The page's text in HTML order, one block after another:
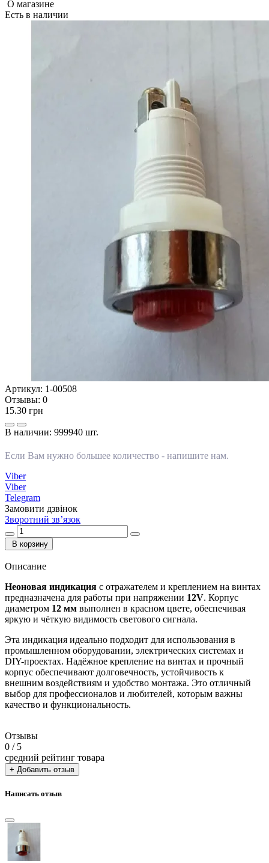
О магазине
Есть в наличии
Артикул: 1-00508
Отзывы: 0
15.30 грн
В наличии: 999940 шт.
Если Вам нужно большее количество - напишите нам.
Viber
Viber
Telegram
Замовити дзвінок
Зворотний зв’язок
В корзину
Описание
Неоновая индикация с отражателем и креплением на винтах
предназначена для работы при напряжении 12V. Корпус
диаметром 12 мм выполнен в красном цвете, обеспечивая
яркую и чёткую видимость светового сигнала.
Эта индикация идеально подходит для использования в
промышленном оборудовании, электрических системах и
DIY-проектах. Надёжное крепление на винтах и прочный
корпус обеспечивают долговечность, устойчивость к
внешним воздействиям и удобство монтажа. Это отличный
выбор для профессионалов и любителей, которым важны
качество и функциональность.
Отзывы
0 / 5
средний рейтинг товара
+ Добавить отзыв
Написать отзыв